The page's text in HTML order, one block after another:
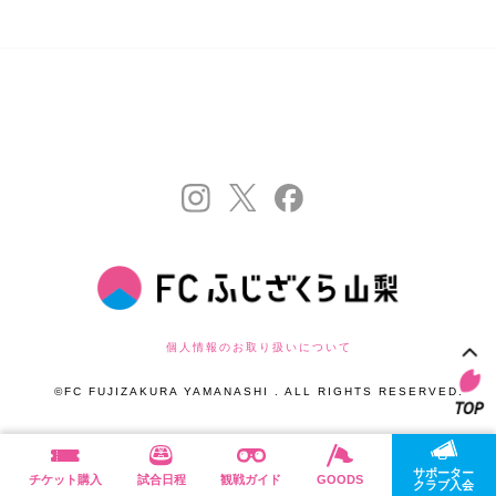
個人情報のお取り扱いについて
©FC FUJIZAKURA YAMANASHI . ALL RIGHTS RESERVED.
チケット購入 試合日程 観戦ガイド GOODS
サポーター
クラブ入会